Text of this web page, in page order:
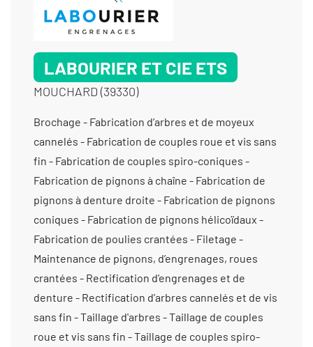
LABOURIER ET CIE ETS
MOUCHARD (39330)
Brochage - Fabrication d’arbres et de moyeux
cannelés - Fabrication de couples roue et vis sans
fin - Fabrication de couples spiro-coniques -
Fabrication de pignons à chaîne - Fabrication de
pignons à denture droite - Fabrication de pignons
coniques - Fabrication de pignons hélicoïdaux -
Fabrication de poulies crantées - Filetage -
Maintenance de pignons, d’engrenages, roues
crantées - Rectification d'engrenages et de
denture - Rectification d’arbres cannelés et de vis
sans fin - Taillage d'arbres - Taillage de couples
roue et vis sans fin - Taillage de couples spiro-